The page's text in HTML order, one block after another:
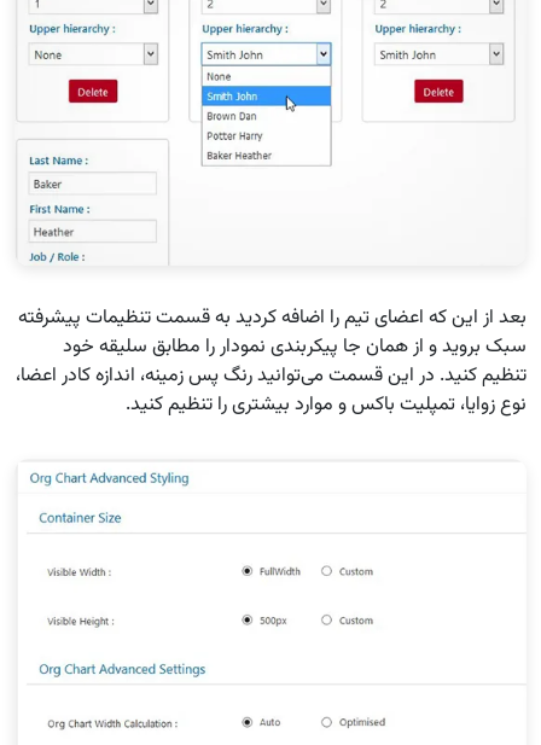
بعد از این که اعضای تیم را اضافه کردید به قسمت تنظیمات پیشرفته
سبک بروید و از همان جا پیکربندی نمودار را مطابق سلیقه خود
تنظیم کنید. در این قسمت می‌توانید رنگ پس زمینه، اندازه کادر اعضا،
نوع زوایا، تمپلیت باکس و موارد بیشتری را تنظیم کنید.